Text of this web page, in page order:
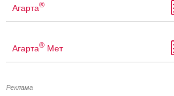
Агарта®
Агарта® Мет
Реклама